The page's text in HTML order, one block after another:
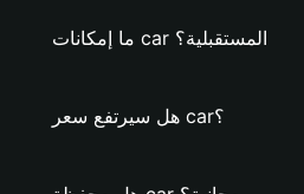
ما إمكانات car المستقبلية؟
هل سيرتفع سعر car؟